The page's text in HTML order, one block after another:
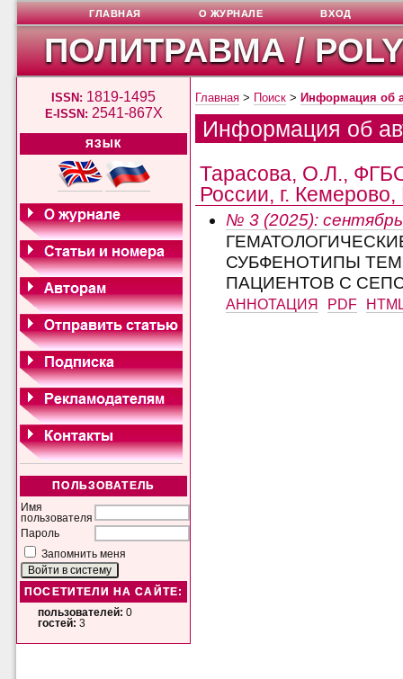
ПОЛИТРАВМА /
ISSN: 1819-1495
E-ISSN: 2541-867X
ЯЗЫК
ПОЛЬЗОВАТЕЛЬ
Имя
пользователя
Пароль
Запомнить меня
ПОСЕТИТЕЛИ НА САЙТЕ:
пользователей: 0
гостей: 3
ГЛАВНАЯ О ЖУРНАЛЕ ВХОД
Главная > Поиск > Информация об
Информация об
Тарасова, О.Л.,
России, г. Кемерово,
№ 3 (2025): сентябрь
СУБФЕНОТИПЫ
ПАЦИЕНТОВ С
АННОТАЦИЯ PDF